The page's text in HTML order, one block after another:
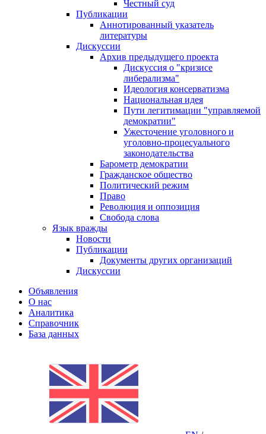
Честный суд
Публикации
Аннотированный указатель
литературы
Дискуссии
Архив предыдущего проекта
Дискуссия о "кризисе
либерализма"
Идеология консерватизма
Национальная идея
Пути легитимации "управляемой
демократии"
Ужесточение уголовного и
уголовно-процесуального
законодательства
Барометр демократии
Гражданское общество
Политический режим
Право
Революция и оппозиция
Свобода слова
Язык вражды
Новости
Публикации
Документы других организаций
Дискуссии
Объявления
О нас
Аналитика
Справочник
База данных